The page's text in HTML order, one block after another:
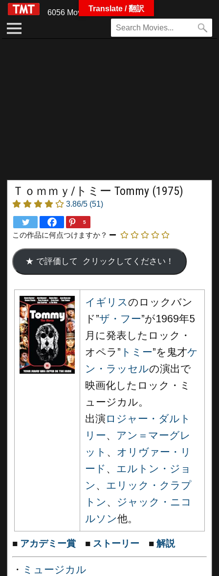
6056 Movies
Ｔｏｍｍｙ/トミー Tommy (1975)
3.86/5 (51)
5
この作品に何点つけますか？
イギリスのロックバン
ド”ザ・フー”が1969年5
月に発表したロック・
オペラ” トミー”を鬼才ケ
ン・ラッセルの演出で
映画化したロック・ミ
ュージカル。
出演 ロジャー・ダルト
リー、 アン＝マーグレ
ット 、 オリヴァー・リ
ード 、 エルトン・ジョ
ン 、 エリック・クラプ
トン 、 ジャック・ニコ
ルソン他。
■ アカデミー賞 ■ ストーリー ■ 解説
・ ミュージカル
Translate / 翻訳